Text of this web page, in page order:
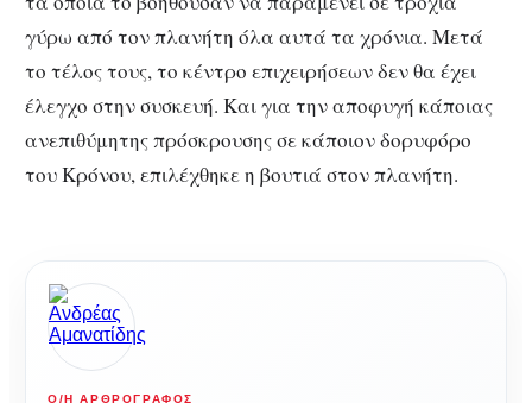
γύρω από τον πλανήτη όλα αυτά τα χρόνια. Μετά
το τέλος τους, το κέντρο επιχειρήσεων δεν θα έχει
έλεγχο στην συσκευή. Και για την αποφυγή κάποιας
ανεπιθύμητης πρόσκρουσης σε κάποιον δορυφόρο
του Κρόνου, επιλέχθηκε η βουτιά στον πλανήτη.
Ο/Η ΑΡΘΡΟΓΡΆΦΟΣ